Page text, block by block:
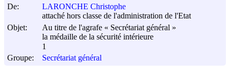
De:
LARONCHE Christophe
attaché hors classe de l'administration de l'Etat
Objet:
Au titre de l'agrafe « Secrétariat général »
la médaille de la sécurité intérieure
1
Groupe:
Secrétariat général